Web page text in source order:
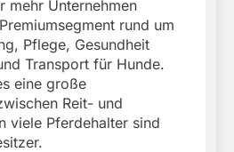
mehr Unternehmen
rund um
Pflege, Gesundheit
Transport für Hunde.
eine große
Reit- und
viele Pferdehalter sind